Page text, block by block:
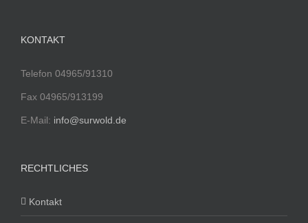
KONTAKT
Telefon 04965/91310
Fax 04965/913199
E-Mail: info@surwold.de
RECHTLICHES
Kontakt